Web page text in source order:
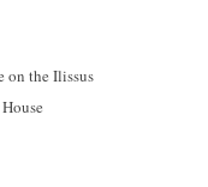
on the Ilissus